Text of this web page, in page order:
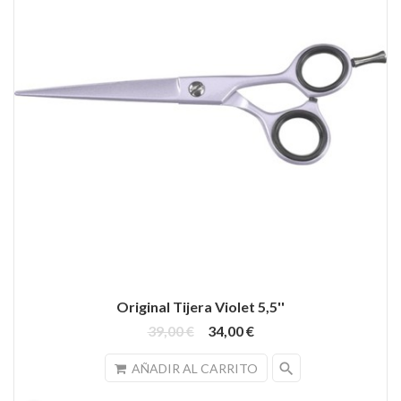
Original Tijera Violet 5,5''
39,00 €
34,00 €
AÑADIR AL CARRITO search